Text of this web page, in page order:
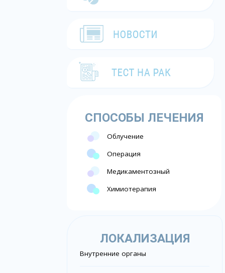
СПОСОБЫ ЛЕЧЕНИЯ
Облучение
Операция
Медикаментозный
Химиотерапия
ЛОКАЛИЗАЦИЯ
Внутренние органы